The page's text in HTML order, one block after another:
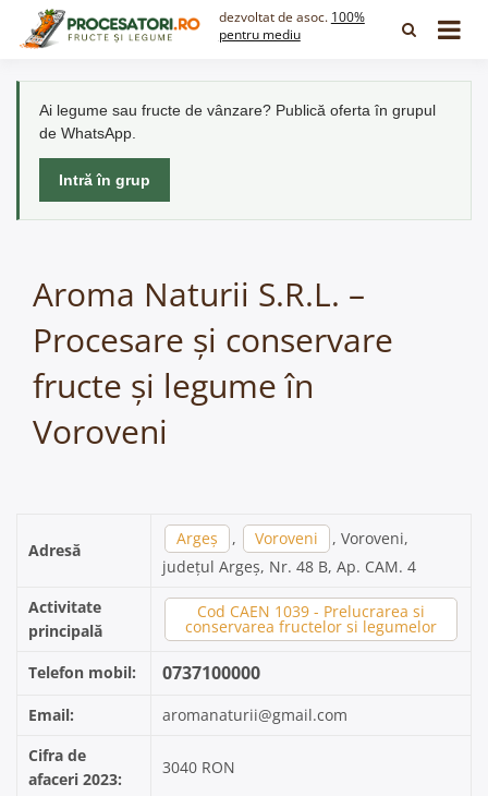
dezvoltat de asoc. 100%
pentru mediu
Ai legume sau fructe de vânzare? Publică oferta în grupul
de WhatsApp.
Intră în grup
Aroma Naturii S.R.L. –
Procesare și conservare
fructe și legume în
Voroveni
Adresă
Argeș , Voroveni
, Voroveni,
județul Argeș, Nr. 48 B, Ap. CAM. 4
Activitate
principală
Cod CAEN 1039 - Prelucrarea si
conservarea fructelor si legumelor
Telefon mobil: 0737100000
Email:
aromanaturii@gmail.com
Cifra de
afaceri 2023:
3040 RON